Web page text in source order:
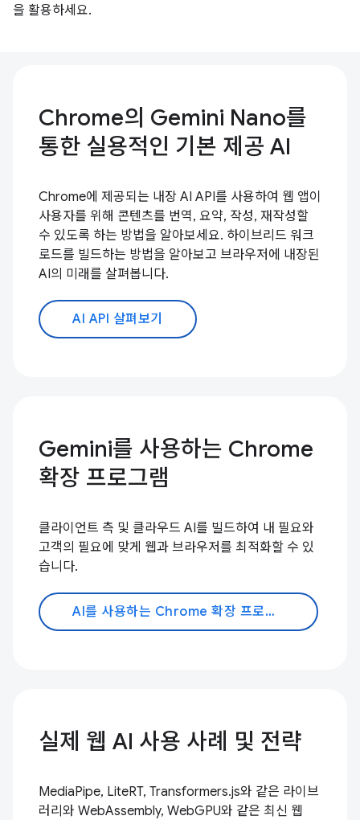
을 활용하세요.
Chrome의 Gemini Nano를
통한 실용적인 기본 제공 AI
Chrome에 제공되는 내장 AI API를 사용하여 웹 앱이
사용자를 위해 콘텐츠를 번역, 요약, 작성, 재작성할
수 있도록 하는 방법을 알아보세요. 하이브리드 워크
로드를 빌드하는 방법을 알아보고 브라우저에 내장된
AI의 미래를 살펴봅니다.
AI API 살펴보기
Gemini를 사용하는 Chrome
확장 프로그램
클라이언트 측 및 클라우드 AI를 빌드하여 내 필요와
고객의 필요에 맞게 웹과 브라우저를 최적화할 수 있
습니다.
AI를 사용하는 Chrome 확장 프로그램
실제 웹 AI 사용 사례 및 전략
MediaPipe, LiteRT, Transformers.js와 같은 라이브
러리와 WebAssembly, WebGPU와 같은 최신 웹